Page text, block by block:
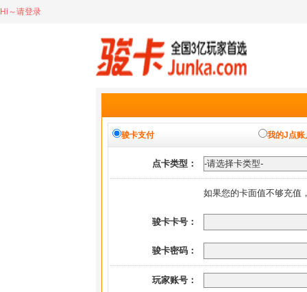
Hi～请登录
骏卡支付 我的J点账
点卡类型：
如果您的卡面值不够充值
骏卡卡号：
骏卡密码：
玩家账号：